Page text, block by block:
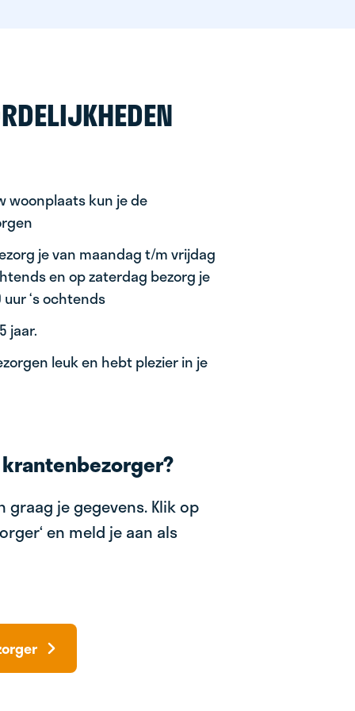
woonplaats kun je de
je van maandag t/m vrijdag
en op zaterdag bezorg je
‘s ochtends
jaar.
leuk en hebt plezier in je
graag je gegevens. Klik op
en meld je aan als